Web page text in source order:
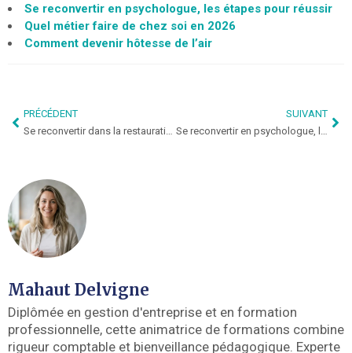
Se reconvertir en psychologue, les étapes pour réussir
Quel métier faire de chez soi en 2026
Comment devenir hôtesse de l’air
PRÉCÉDENT
SUIVANT
Mahaut Delvigne
Diplômée en gestion d'entreprise et en formation
professionnelle, cette animatrice de formations combine
rigueur comptable et bienveillance pédagogique. Experte